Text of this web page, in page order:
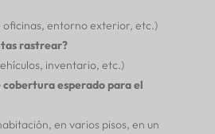
oficinas, entorno exterior, etc.)
rastrear?
inventario, etc.)
cobertura esperado para el
en varios pisos, en un